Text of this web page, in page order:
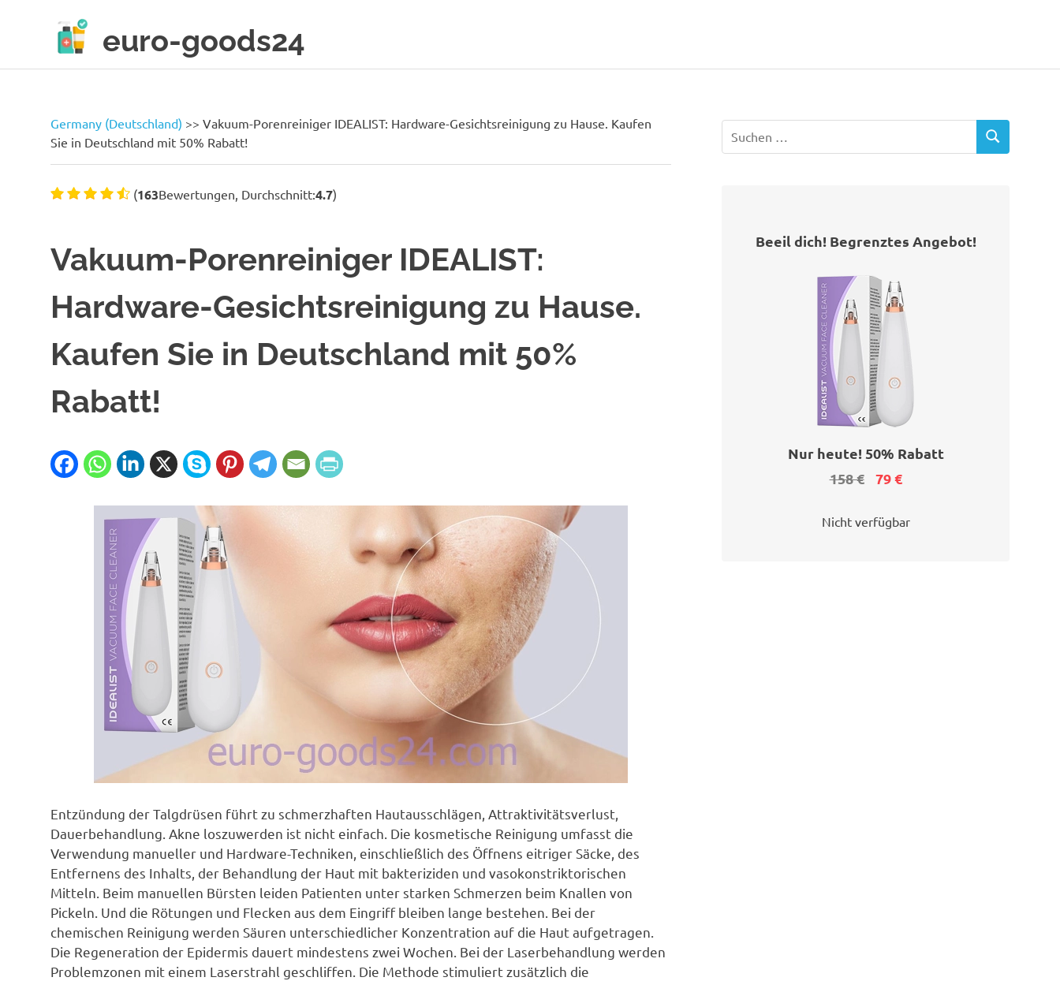
euro-goods24
Germany (Deutschland) >> Vakuum-Porenreiniger IDEALIST: Hardware-Gesichtsreinigung zu Hause. Kaufen
Sie in Deutschland mit 50% Rabatt!
(163Bewertungen, Durchschnitt:4.7)
Vakuum-Porenreiniger IDEALIST:
Hardware-Gesichtsreinigung zu Hause.
Kaufen Sie in Deutschland mit 50%
Rabatt!
Entzündung der Talgdrüsen führt zu schmerzhaften Hautausschlägen, Attraktivitätsverlust,
Dauerbehandlung. Akne loszuwerden ist nicht einfach. Die kosmetische Reinigung umfasst die
Verwendung manueller und Hardware-Techniken, einschließlich des Öffnens eitriger Säcke, des
Entfernens des Inhalts, der Behandlung der Haut mit bakteriziden und vasokonstriktorischen
Mitteln. Beim manuellen Bürsten leiden Patienten unter starken Schmerzen beim Knallen von
Pickeln. Und die Rötungen und Flecken aus dem Eingriff bleiben lange bestehen. Bei der
chemischen Reinigung werden Säuren unterschiedlicher Konzentration auf die Haut aufgetragen.
Die Regeneration der Epidermis dauert mindestens zwei Wochen. Bei der Laserbehandlung werden
Problemzonen mit einem Laserstrahl geschliffen. Die Methode stimuliert zusätzlich die
Beeil dich! Begrenztes Angebot!
Nur heute! 50% Rabatt
158 €
79 €
Nicht verfügbar